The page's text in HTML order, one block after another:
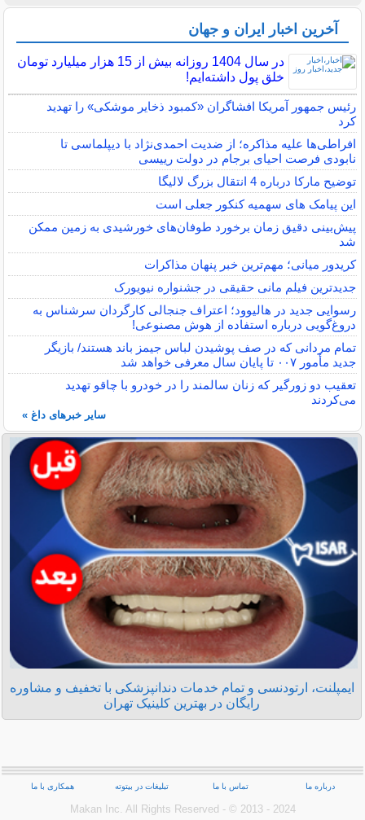
آخرین اخبار ایران و جهان
در سال 1404 روزانه بیش از 15 هزار میلیارد تومان
خلق پول داشته‌ایم!
رئیس جمهور آمریکا افشاگران «کمبود ذخایر موشکی» را تهدید
کرد
افراطی‌ها علیه مذاکره؛ از ضدیت احمدی‌نژاد با دیپلماسی تا
نابودی فرصت احیای برجام در دولت رییسی
توضیح مارکا درباره 4 انتقال بزرگ لالیگا
این پیامک های سهمیه کنکور جعلی است
پیش‌بینی دقیق زمان برخورد طوفان‌های خورشیدی به زمین ممکن
شد
کریدور میانی؛ مهم‌ترین خبر پنهان مذاکرات
جدیدترین فیلم مانی حقیقی در جشنواره نیویورک
رسوایی جدید در هالیوود؛ اعتراف جنجالی کارگردان سرشناس به
دروغ‌گویی درباره استفاده از هوش مصنوعی!
تمام مردانی که در صف پوشیدن لباس جیمز باند هستند/ بازیگر
جدید مأمور ۰۰۷ تا پایان سال معرفی خواهد شد
تعقیب دو زورگیر که زنان سالمند را در خودرو با چاقو تهدید
می‌کردند
سایر خبرهای داغ »
ایمپلنت، ارتودنسی و تمام خدمات دندانپزشکی با تخفیف و مشاوره
رایگان در بهترین کلینیک تهران
درباره ما تماس با ما تبلیغات در بیتوته همکاری با ما
Makan Inc.‎ All Rights Reserved - © 2013 - 2024